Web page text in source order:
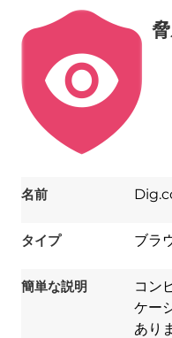
名前
タイプ ブラ
簡単な説明
コン
ケー
あり